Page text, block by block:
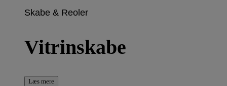
Skabe & Reoler
Vitrinskabe
Læs mere